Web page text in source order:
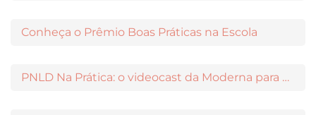
Conheça o Prêmio Boas Práticas na Escola
PNLD Na Prática: o videocast da Moderna para apoiar a escolha das obras aprovadas